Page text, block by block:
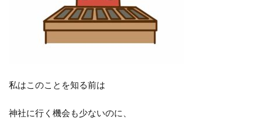
私はこのことを知る前は
神社に行く機会も少ないのに、